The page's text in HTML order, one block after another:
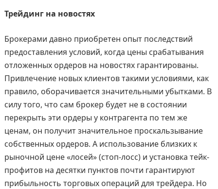
Трейдинг на новостях
Брокерами давно приобретен опыт последствий
предоставления условий, когда цены срабатывания
отложенных ордеров на новостях гарантированы.
Привлечение новых клиентов такими условиями, как
правило, оборачивается значительными убытками. В
силу того, что сам брокер будет не в состоянии
перекрыть эти ордеры у контрагента по тем же
ценам, он получит значительное проскальзывание
собственных ордеров. А использование близких к
рыночной цене «лосей» (стоп-лосс) и установка тейк-
профитов на десятки пунктов почти гарантируют
прибыльность торговых операций для трейдера. Но